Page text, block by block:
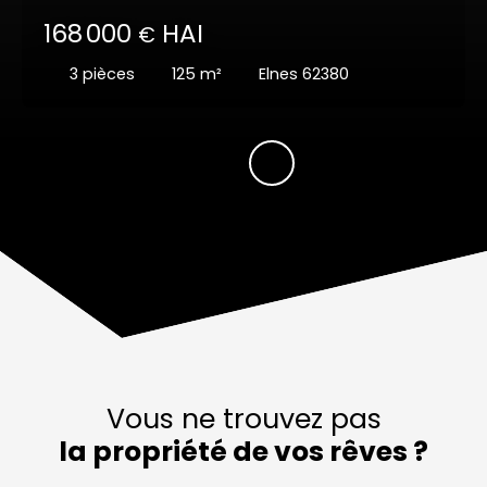
168 000 € HAI
3 pièces 125 m² Elnes 62380
Vous ne trouvez pas
la propriété de vos rêves ?